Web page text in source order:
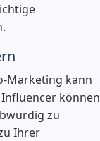
Marketing kann
können
zu
Ihrer